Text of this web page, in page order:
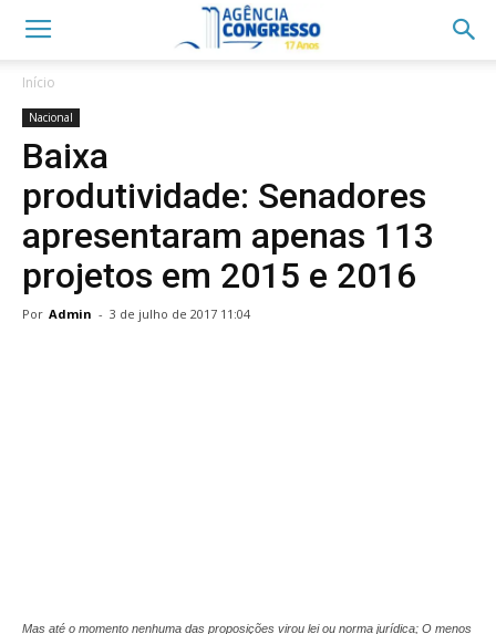
Início
Nacional
Baixa
produtividade: Senadores
apresentaram apenas 113
projetos em 2015 e 2016
Por Admin - 3 de julho de 2017 11:04
Mas até o momento nenhuma das proposições virou lei ou norma jurídica; O menos